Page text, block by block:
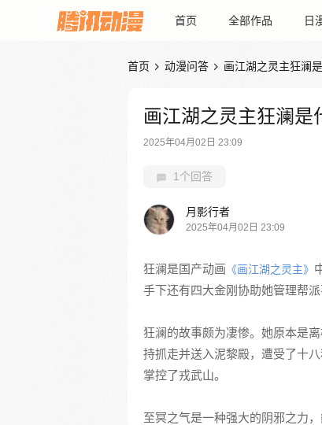
首页 全部作品 日
首页  动漫问答  画江湖之灵主狂澜
画江湖之灵主狂澜是
2025年04月02日 23:09
1个回答
月影行者
2025年04月02日 23:09
狂澜是国产动画 《画江湖之灵主》
手下还有四大金刚协助她管理帮派
狂澜的故事颇为凄惨。她原本是
持抓走并送入泥黎殿，遭受了十
掌控了戎武山。
至冥之气是一种强大的阴邪之力